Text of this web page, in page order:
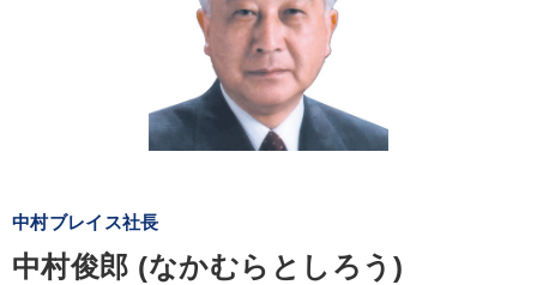
中村ブレイス社長
中村俊郎 (なかむらとしろう)